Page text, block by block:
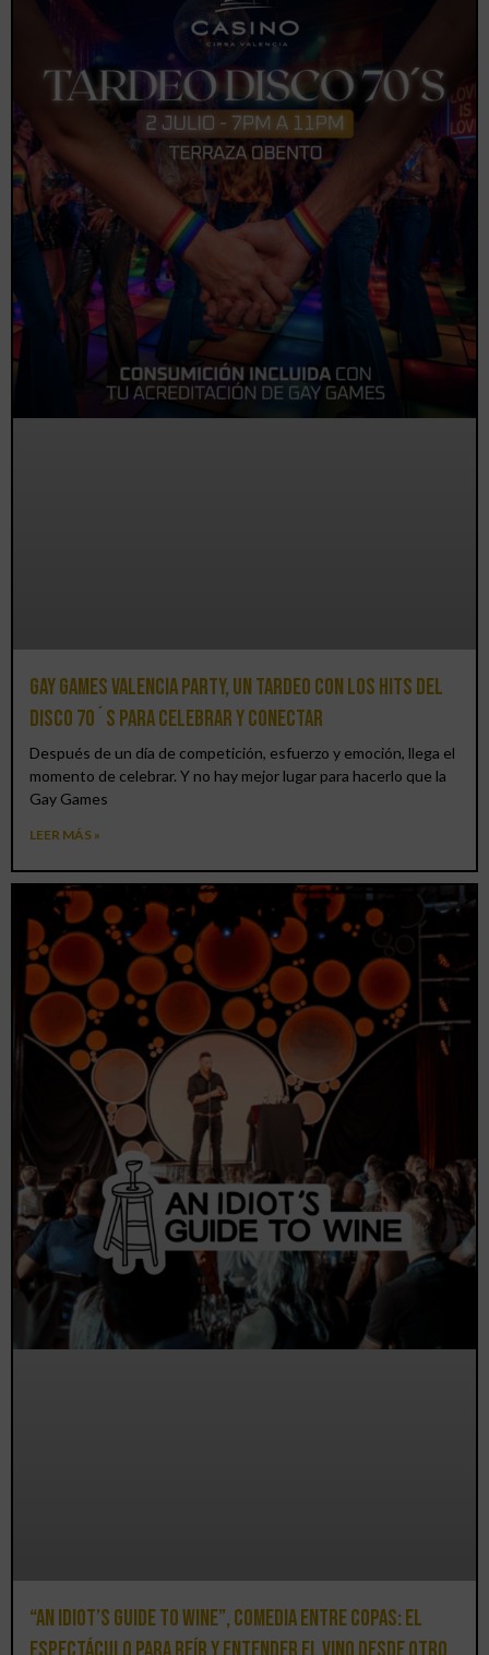
Gay Games Valencia Party, un tardeo con los hits del
DISCO 70´S para celebrar y conectar
Después de un día de competición, esfuerzo y emoción, llega el
momento de celebrar. Y no hay mejor lugar para hacerlo que la
Gay Games
LEER MÁS »
“An Idiot’s Guide to Wine”, comedia entre copas: el